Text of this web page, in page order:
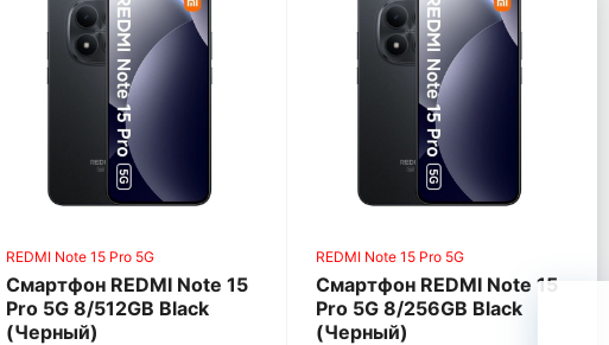
REDMI Note 15 Pro 5G
Смартфон REDMI Note 15
Pro 5G 8/512GB Black
(Черный)
REDMI Note 15 Pro 5G
Смартфон REDMI Note 15
Pro 5G 8/256GB Black
(Черный)